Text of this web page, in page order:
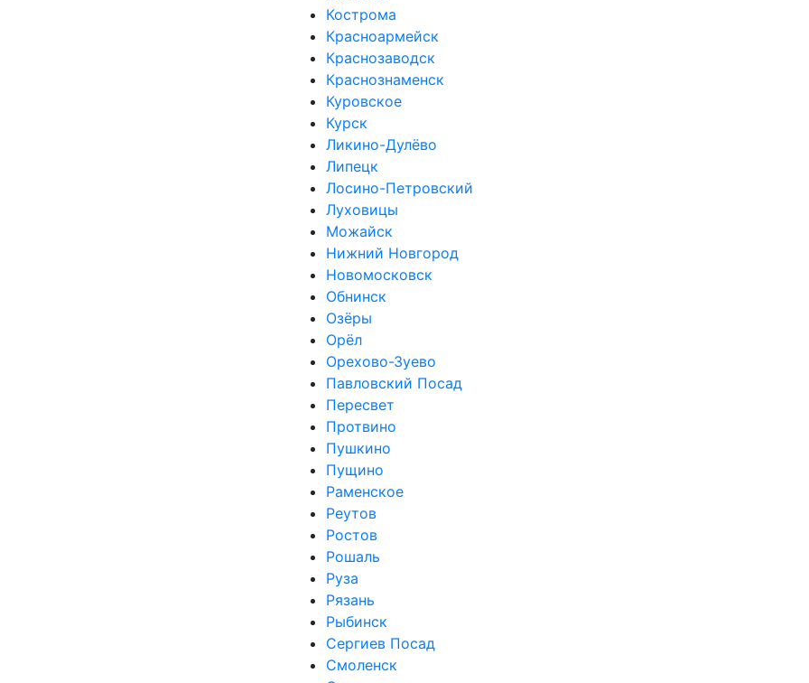
Кострома
Красноармейск
Краснозаводск
Краснознаменск
Куровское
Курск
Ликино-Дулёво
Липецк
Лосино-Петровский
Луховицы
Можайск
Нижний Новгород
Новомосковск
Обнинск
Озёры
Орёл
Орехово-Зуево
Павловский Посад
Пересвет
Протвино
Пушкино
Пущино
Раменское
Реутов
Ростов
Рошаль
Руза
Рязань
Рыбинск
Сергиев Посад
Смоленск